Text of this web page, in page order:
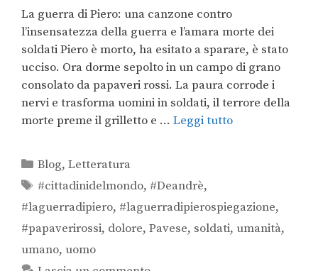
La guerra di Piero: una canzone contro
l’insensatezza della guerra e l’amara morte dei
soldati Piero è morto, ha esitato a sparare, è stato
ucciso. Ora dorme sepolto in un campo di grano
consolato da papaveri rossi. La paura corrode i
nervi e trasforma uomini in soldati, il terrore della
morte preme il grilletto e … Leggi tutto
Blog,Letteratura
#cittadinidelmondo, #Deandrè,
#laguerradipiero, #laguerradipierospiegazione,
#papaverirossi, dolore, Pavese, soldati, umanità,
umano, uomo